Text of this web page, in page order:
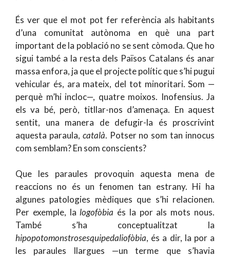
És ver que el mot pot fer referència als habitants
d’una comunitat autònoma en què una part
important de la població no se sent còmoda. Que ho
sigui també a la resta dels Països Catalans és anar
massa enfora, ja que el projecte polític que s’hi pugui
vehicular és, ara mateix, del tot minoritari. Som —
perquè m’hi incloc—, quatre moixos. Inofensius. Ja
els va bé, però, titllar-nos d’amenaça. En aquest
sentit, una manera de defugir-la és proscrivint
aquesta paraula, català. Potser no som tan innocus
com semblam? En som conscients?
Que les paraules provoquin aquesta mena de
reaccions no és un fenomen tan estrany. Hi ha
algunes patologies mèdiques que s’hi relacionen.
Per exemple, lalogofòbia és la por als mots nous.
També s’ha conceptualitzat la
hipopotomonstrosesquipedaliofòbia, és a dir, la por a
les paraules llargues —un terme que s’havia